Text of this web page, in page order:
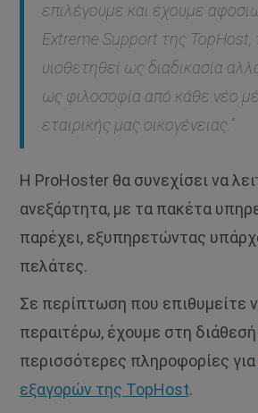
επιλέγουμε και έχουμε
Extreme Support της TopHost,
υιοθετηθεί ως διαδικασία
ως φιλοσοφία από κάθε νέο
εταιρικής μας οικογένειας.”
H ProHoster θα συνεχίσει να
ανεξάρτητα, με τα πακέτα
παρέχει, εξυπηρετώντας
πελάτες.
Σε περίπτωση που επιθυμείτε
περαιτέρω, έχουμε στη
περισσότερες πληροφορίες για
εξαγορών της TopHost.